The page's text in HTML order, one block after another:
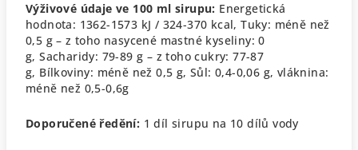
Výživové údaje ve 100 ml sirupu: Energetická
hodnota: 1362-1573 kJ / 324-370 kcal,Tuky: méně než
0,5 g – z toho nasycené mastné kyseliny: 0
g,Sacharidy: 79-89 g – z toho cukry: 77-87
g, Bílkoviny: méně než 0,5 g,Sůl: 0,4-0,06 g, vláknina:
méně než 0,5-0,6g
Doporučené ředění: 1 díl sirupu na 10 dílů vody